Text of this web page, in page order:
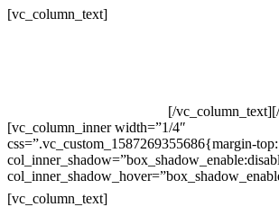
[vc_column_text]
[/
[vc_column_inner width=”1/4″
css=”.vc_custom_1587269355686{margin-
[vc_column_text]